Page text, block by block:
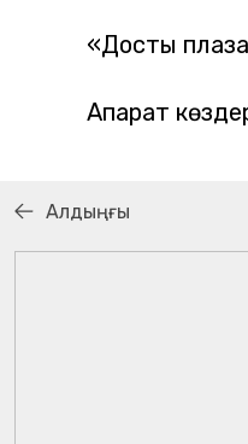
«Достық
Ақпарат
Алдыңғы